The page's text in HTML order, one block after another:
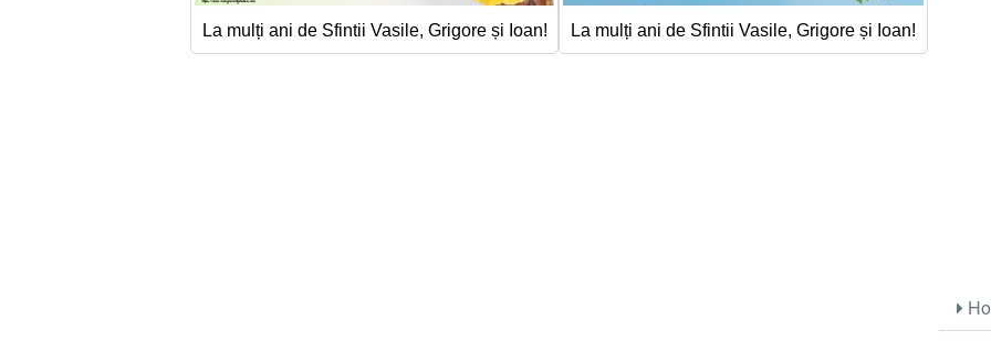
La mulți ani de Sfintii Vasile, Grigore și Ioan! La mulți ani de Sfintii Vasile, Grigore și Ioan!